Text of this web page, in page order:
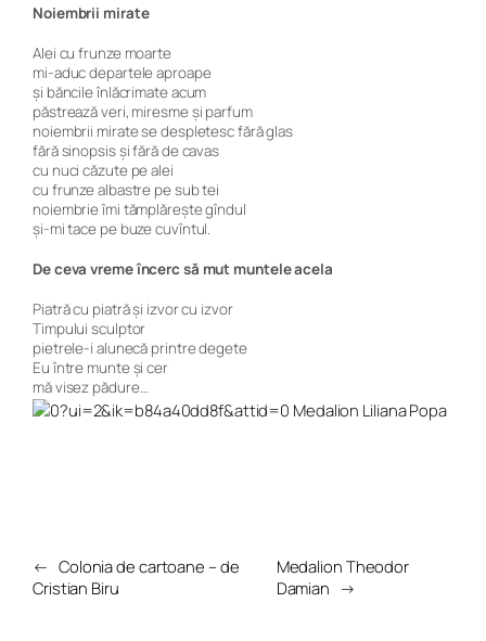
Noiembrii mirate
Alei cu frunze moarte
mi-aduc departele aproape
și băncile înlăcrimate acum
păstrează veri, miresme și parfum
noiembrii mirate se despletesc fără glas
fără sinopsis și fără de cavas
cu nuci căzute pe alei
cu frunze albastre pe sub tei
noiembrie îmi tămplărește gîndul
și-mi tace pe buze cuvîntul.
De ceva vreme încerc să mut muntele acela
Piatră cu piatră și izvor cu izvor
Timpului sculptor
pietrele-i alunecă printre degete
Eu între munte și cer
mă visez pădure…
← Colonia de cartoane – de
Cristian Biru
Medalion Theodor
Damian →